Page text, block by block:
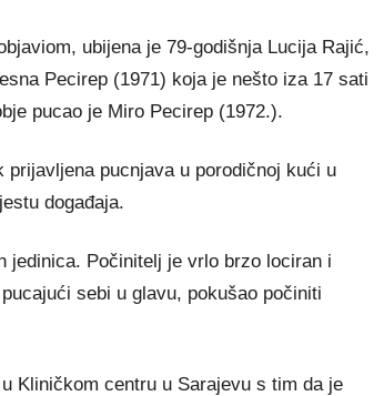
ubijena je 79-godišnja Lucija Rajić,
Pecirep (1971) koja je nešto iza 17 sati
pucao je Miro Pecirep (1972.).
pucnjava u porodičnoj kući u
događaja.
jedinica. Počinitelj je vrlo brzo lociran i
sebi u glavu, pokušao počiniti
Kliničkom centru u Sarajevu s tim da je